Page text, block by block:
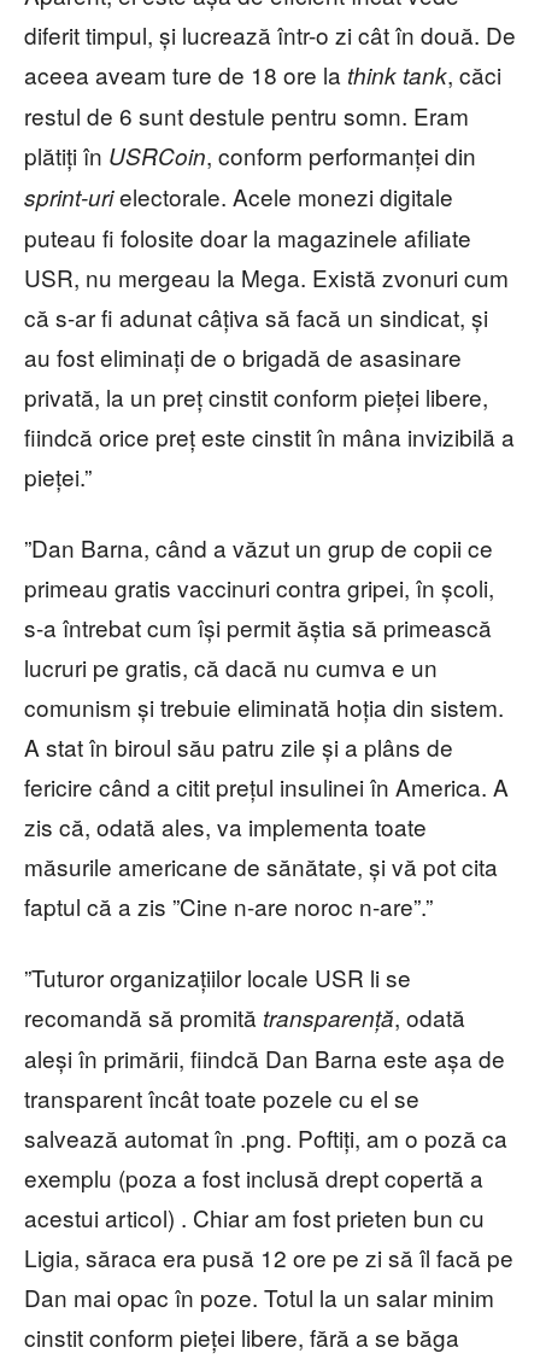
diferit timpul, și lucrează într-o zi cât în două. De
aceea aveam ture de 18 ore la think tank, căci
restul de 6 sunt destule pentru somn. Eram
plătiți în USRCoin, conform performanței din
sprint-urielectorale. Acele monezi digitale
puteau fi folosite doar la magazinele afiliate
USR, nu mergeau la Mega. Există zvonuri cum
că s-ar fi adunat câțiva să facă un sindicat, și
au fost eliminați de o brigadă de asasinare
privată, la un preț cinstit conform pieței libere,
fiindcă orice preț este cinstit în mâna invizibilă a
pieței.”
”Dan Barna, când a văzut un grup de copii ce
primeau gratis vaccinuri contra gripei, în școli,
s-a întrebat cum își permit ăștia să primească
lucruri pe gratis, că dacă nu cumva e un
comunism și trebuie eliminată hoția din sistem.
A stat în biroul său patru zile și a plâns de
fericire când a citit prețul insulinei în America. A
zis că, odată ales, va implementa toate
măsurile americane de sănătate, și vă pot cita
faptul că a zis ”Cine n-are noroc n-are”.”
”Tuturor organizațiilor locale USR li se
recomandă să promită transparență, odată
aleși în primării, fiindcă Dan Barna este așa de
transparent încât toate pozele cu el se
salvează automat în .png. Poftiți, am o poză ca
exemplu (poza a fost inclusă drept copertă a
acestui articol) . Chiar am fost prieten bun cu
Ligia, săraca era pusă 12 ore pe zi să îl facă pe
Dan mai opac în poze. Totul la un salar minim
cinstit conform pieței libere, fără a se băga